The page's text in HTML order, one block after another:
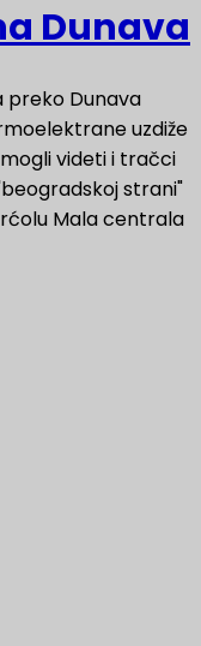
Dunava
preko Dunava
uzdiže
videti i tračci
strani"
Mala centrala